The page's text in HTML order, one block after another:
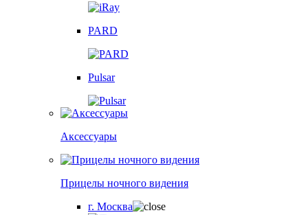
PARD
Pulsar
Аксессуары
Прицелы ночного видения
г. Москва